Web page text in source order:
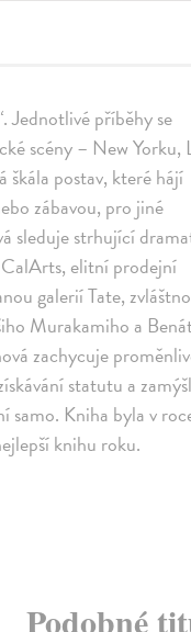
Jednotlivé příběhy se
scény – New Yorku,
škála postav, které hájí
zábavou, pro jiné
sleduje strhující
CalArts, elitní prodejní
galerií Tate,
Murakamiho a
zachycuje
statutu a
samo. Kniha byla v
knihu roku.
Podobné